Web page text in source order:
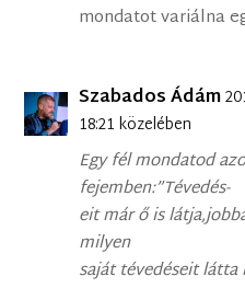
mondatot variálna
Szabados Ádám
18:21 közelében
Egy fél mondatod
fejemben:”Tévedés-
eit már ő is
milyen
saját tévedéseit látta